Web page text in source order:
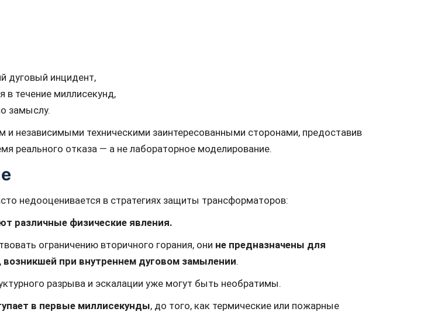
дуговый инцидент,
течение миллисекунд,
замыслу.
независимыми техническими заинтересованными сторонами, предоставив
реального отказа — а не лабораторное моделирование.
недооценивается в стратегиях защиты трансформаторов:
различные физические явления.
ограничению вторичного горания, они не предназначены для
при внутреннем дуговом замылении.
разрыва и эскалации уже могут быть необратимы.
в первые миллисекунды, до того, как термические или пожарные